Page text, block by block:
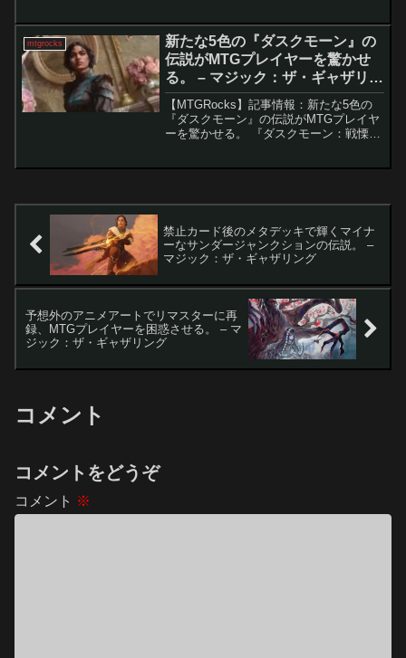
リアニメイト」デッキが猛威を振るい、
モダンでは...
mtgrocks
新たな5色の『ダスクモーン』の
伝説がMTGプレイヤーを驚かせ
る。 – マジック：ザ・ギャザリン
グ
【MTGRocks】記事情報：新たな5色の
『ダスクモーン』の伝説がMTGプレイヤ
ーを驚かせる。 『ダスクモーン：戦慄の
禁止カード後のメタデッキで輝くマイナ
ーなサンダージャンクションの伝説。 –
マジック：ザ・ギャザリング
予想外のアニメアートでリマスターに再
録、MTGプレイヤーを困惑させる。 – マ
ジック：ザ・ギャザリング
コメント
コメントをどうぞ
コメント ※